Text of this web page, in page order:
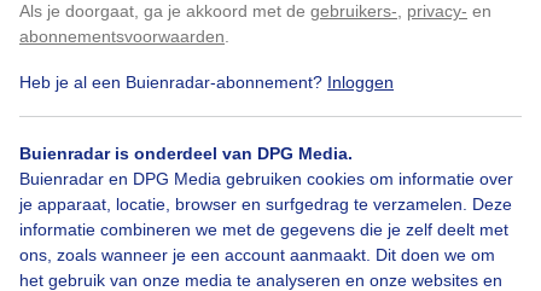
Als je doorgaat, ga je akkoord met de gebruikers- privacy- en
abonnementsvoorwaarden
Heb je al een Buienradar-abonnement? Inloggen
Buienradar is onderdeel van DPG Media.
Buienradar en DPG Media gebruiken cookies om informatie over
je apparaat, locatie, browser en surfgedrag te verzamelen. Deze
informatie combineren we met de gegevens die je zelf deelt met
ons, zoals wanneer je een account aanmaakt. Dit doen we om
het gebruik van onze media te analyseren en onze websites en
#gelebloemen #grijsensomber Wolken
Bekijk slideshow
Klik hierom dit aan te passen